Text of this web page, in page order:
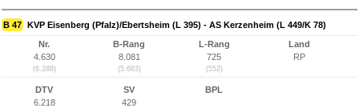
B 47 KVP Eisenberg (Pfalz)/Ebertsheim (L 395) - AS Kerzenheim (L 449/K 78)
Nr.
4.630
(6.288)
B-Rang
8.081
(5.683)
L-Rang
725
(552)
Land
RP
DTV
6.218
SV
429
BPL